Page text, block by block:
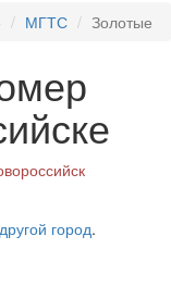
МГТС Золотые
город.